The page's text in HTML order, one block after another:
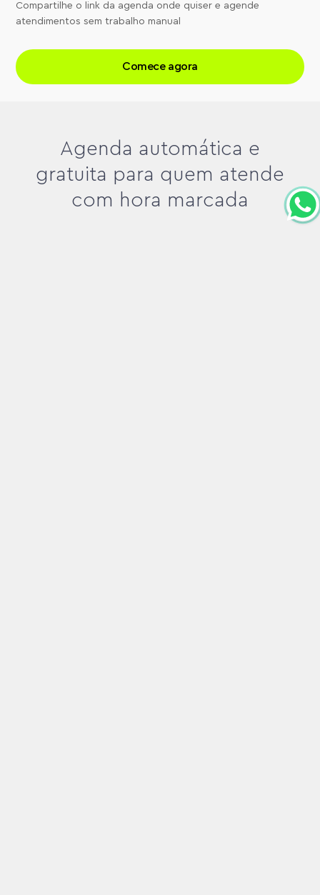
Compartilhe o link da agenda onde quiser e agende
atendimentos sem trabalho manual
Comece agora
Agenda automática e
gratuita para quem atende
com hora marcada